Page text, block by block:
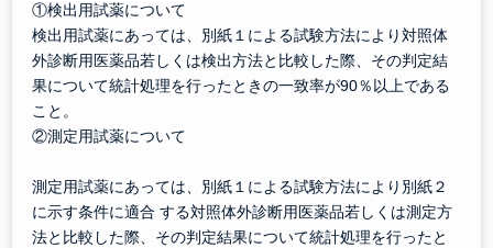
①検出用試薬について
検出用試薬にあっては、別紙１による試験方法により対照体
外診断用医薬品若しくは検出方法と比較した際、その判定結
果について統計処理を行ったときの一致率が90％以上である
こと。
②測定用試薬について
測定用試薬にあっては、別紙１による試験方法により別紙２
に示す条件に適合 する対照体外診断用医薬品若しくは測定方
法と比較した際、その判定結果について統計処理を行ったと